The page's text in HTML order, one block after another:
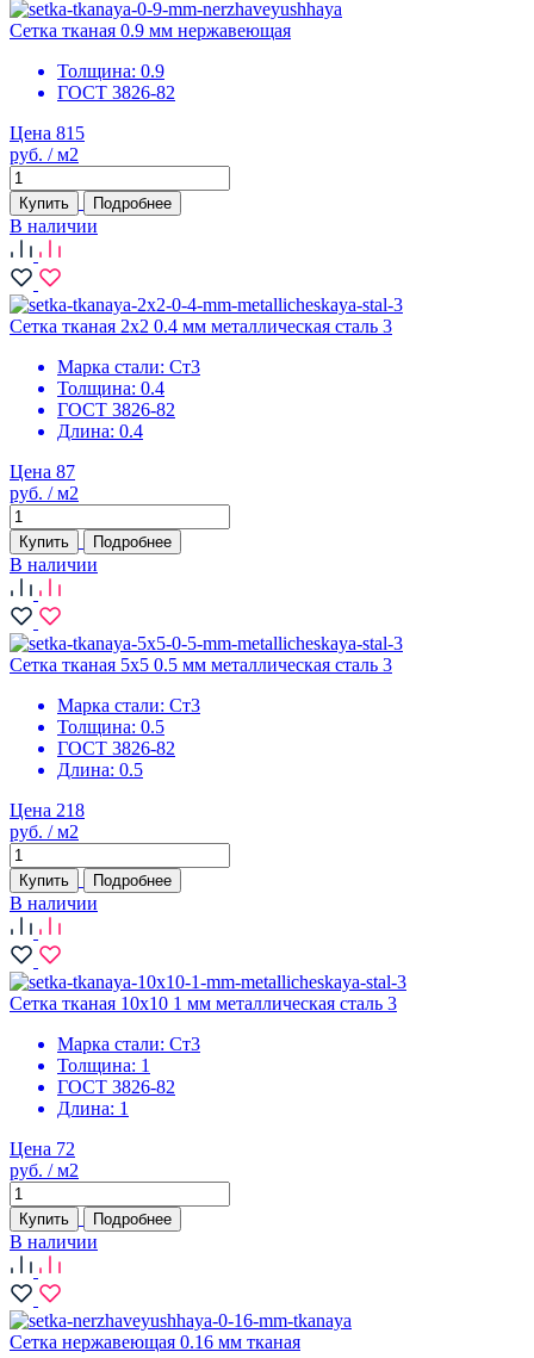
Сетка тканая 0.9 мм нержавеющая
Толщина: 0.9
ГОСТ 3826-82
Цена 815
руб. / м2
Купить Подробнее
В наличии
Сетка тканая 2х2 0.4 мм металлическая сталь 3
Марка стали: Ст3
Толщина: 0.4
ГОСТ 3826-82
Длина: 0.4
Цена 87
руб. / м2
Купить Подробнее
В наличии
Сетка тканая 5х5 0.5 мм металлическая сталь 3
Марка стали: Ст3
Толщина: 0.5
ГОСТ 3826-82
Длина: 0.5
Цена 218
руб. / м2
Купить Подробнее
В наличии
Сетка тканая 10х10 1 мм металлическая сталь 3
Марка стали: Ст3
Толщина: 1
ГОСТ 3826-82
Длина: 1
Цена 72
руб. / м2
Купить Подробнее
В наличии
Сетка нержавеющая 0.16 мм тканая